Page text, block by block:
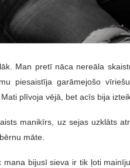
Man pretī nāca nereāla
piesaistīja garāmejošo
plīvoja vējā, bet acīs bija
manikīrs, uz sejas uzklāts
māte.
bijusī sieva ir tik ļoti